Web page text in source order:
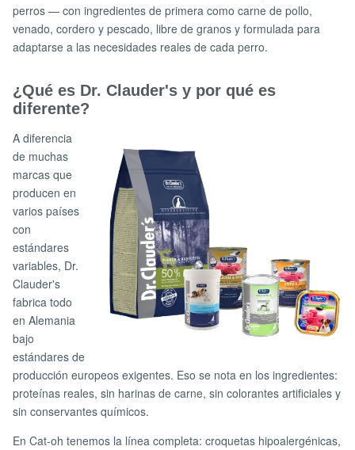
perros — con ingredientes de primera como carne de pollo,
venado, cordero y pescado, libre de granos y formulada para
adaptarse a las necesidades reales de cada perro.
¿Qué es Dr. Clauder's y por qué es
diferente?
A diferencia
de muchas
marcas que
producen en
varios países
con
estándares
variables, Dr.
Clauder's
fabrica todo
en Alemania
bajo
estándares de
producción europeos exigentes. Eso se nota en los ingredientes:
proteínas reales, sin harinas de carne, sin colorantes artificiales y
sin conservantes químicos.
En Cat-oh tenemos la línea completa: croquetas hipoalergénicas,